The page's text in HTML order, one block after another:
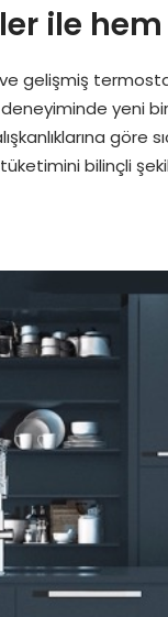
ile
ve gelişmiş
yeni
bilinçli